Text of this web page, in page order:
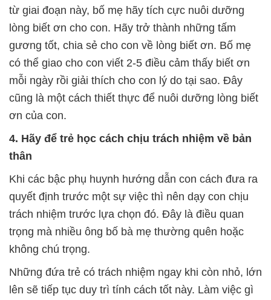
từ giai đoạn này, bố mẹ hãy tích cực nuôi dưỡng
lòng biết ơn cho con. Hãy trở thành những tấm
gương tốt, chia sẻ cho con về lòng biết ơn. Bố mẹ
có thể giao cho con viết 2-5 điều cảm thấy biết ơn
mỗi ngày rồi giải thích cho con lý do tại sao. Đây
cũng là một cách thiết thực để nuôi dưỡng lòng biết
ơn của con.
4. Hãy để trẻ học cách chịu trách nhiệm về bản
thân
Khi các bậc phụ huynh hướng dẫn con cách đưa ra
quyết định trước một sự việc thì nên dạy con chịu
trách nhiệm trước lựa chọn đó. Đây là điều quan
trọng mà nhiều ông bố bà mẹ thường quên hoặc
không chú trọng.
Những đứa trẻ có trách nhiệm ngay khi còn nhỏ, lớn
lên sẽ tiếp tục duy trì tính cách tốt này. Làm việc gì